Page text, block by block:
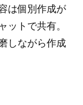
は個別作成が
トで共有。
しながら作成